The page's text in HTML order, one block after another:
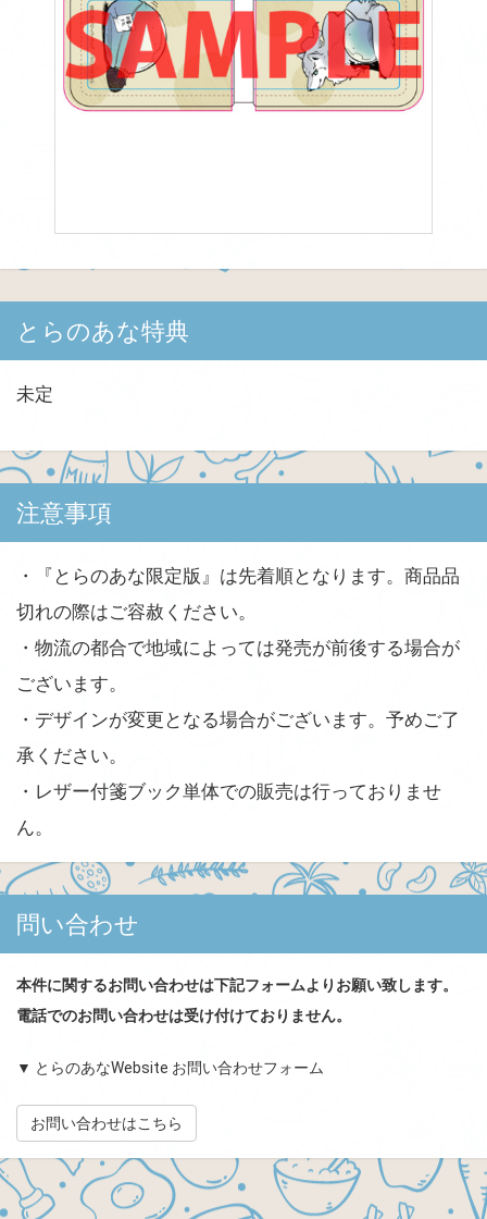
とらのあな特典
未定
注意事項
・『とらのあな限定版』は先着順となります。商品品
切れの際はご容赦ください。
・物流の都合で地域によっては発売が前後する場合が
ございます。
・デザインが変更となる場合がございます。予めご了
承ください。
・レザー付箋ブック単体での販売は行っておりませ
ん。
問い合わせ
本件に関するお問い合わせは下記フォームよりお願い致します。
電話でのお問い合わせは受け付けておりません。
▼ とらのあなWebsite お問い合わせフォーム
お問い合わせはこちら